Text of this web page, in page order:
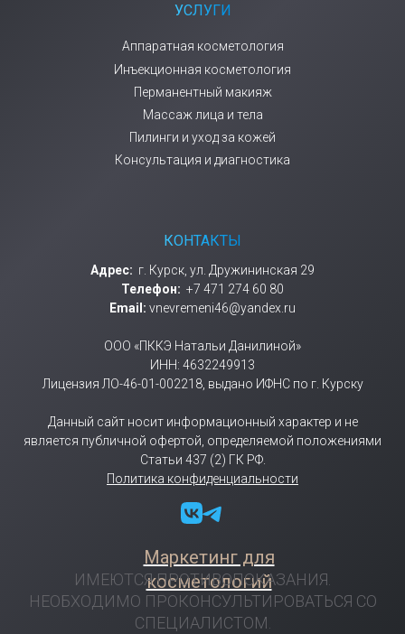
УСЛУГИ
Аппаратная косметология
Инъекционная косметология
Перманентный макияж
Массаж лица и тела
Пилинги и уход за кожей
Консультация и диагностика
Маркетинг для
косметологий
КОНТАКТЫ
Адрес: г. Курск, ул. Дружининская 29
Телефон: +7 471 274 60 80
Email: vnevremeni46@yandex.ru
ООО «ПККЭ Натальи Данилиной»
ИНН: 4632249913
Лицензия ЛО-46-01-002218, выдано ИФНС по г. Курску
Данный сайт носит информационный характер и не
является публичной офертой, определяемой положениями
Статьи 437 (2) ГК РФ.
Политика конфиденциальности
ИМЕЮТСЯ ПРОТИВОПОКАЗАНИЯ.
НЕОБХОДИМО ПРОКОНСУЛЬТИРОВАТЬСЯ СО
СПЕЦИАЛИСТОМ.